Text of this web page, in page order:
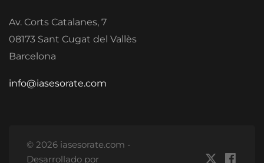
Av. Corts Catalanes, 7
08173 Sant Cugat del Vallès
Barcelona
info@iasesorate.com
© 2026 iasesorate.com -
Desarrollado por